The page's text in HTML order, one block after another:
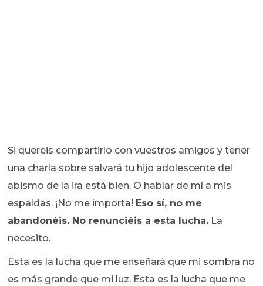
Si queréis compartirlo con vuestros amigos y tener
una charla sobre salvará tu hijo adolescente del
abismo de la ira está bien. O hablar de mí a mis
espaldas. ¡No me importa! Eso sí, no me
abandonéis. No renunciéis a esta lucha. La
necesito.
Esta es la lucha que me enseñará que mi sombra no
es más grande que mi luz. Esta es la lucha que me